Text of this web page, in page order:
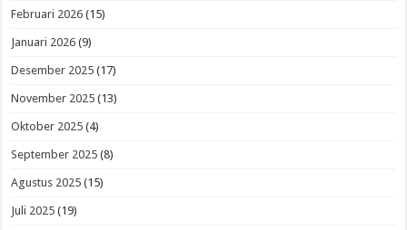
Februari 2026 (15)
Januari 2026 (9)
Desember 2025 (17)
November 2025 (13)
Oktober 2025 (4)
September 2025 (8)
Agustus 2025 (15)
Juli 2025 (19)